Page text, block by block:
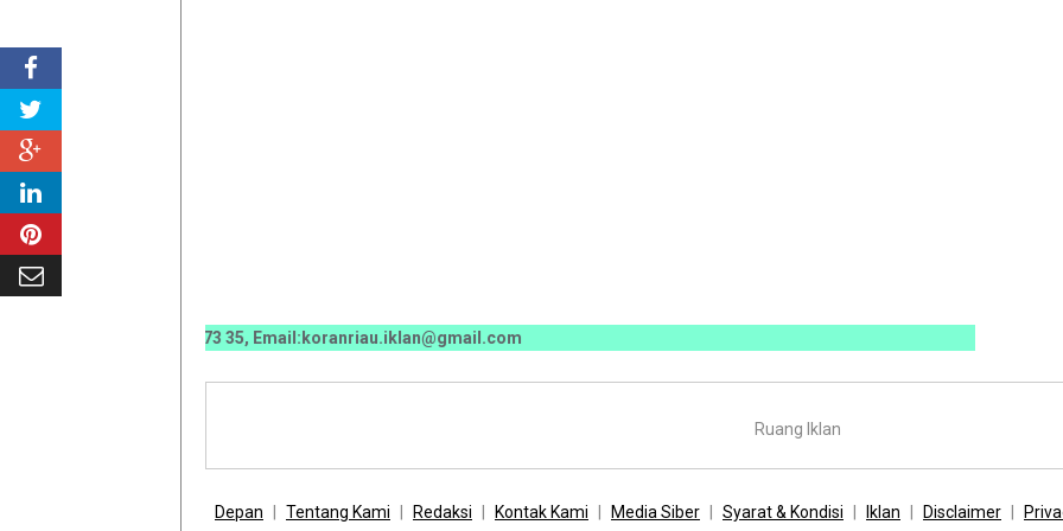
6670 0070 / 0811 7673 35, Email:koranriau.iklan@gmail.com
Ruang Iklan
Depan Tentang Kami Redaksi Kontak Kami Media Siber Syarat & Kondisi Iklan Disclaimer